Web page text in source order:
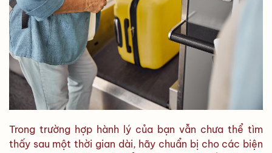
Trong trường hợp hành lý của bạn vẫn chưa thể tìm
thấy sau một thời gian dài, hãy chuẩn bị cho các biện